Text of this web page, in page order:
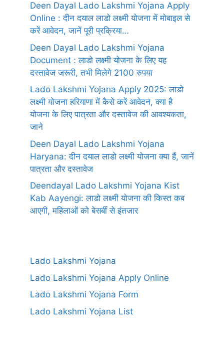
Deen Dayal Lado Lakshmi Yojana Apply
Online : दीन दयाल लाडो लक्ष्मी योजना में मोबाइल से
करें आवेदन, जानें पूरी प्रक्रिया…
Deen Dayal Lado Lakshmi Yojana
Document : लाडो लक्ष्मी योजना के लिए यह
दस्तावेज जरूरी, तभी मिलेगे 2100 रुपया
Lado Lakshmi Yojana Apply 2025: लाडो
लक्ष्मी योजना हरियाणा में कैसे करें आवेदन, क्या है
योजना के लिए पात्रता और दस्तावेज की आवश्यकता,
जाने
Deen Dayal Lado Lakshmi Yojana
Haryana: दीन दयाल लाडो लक्ष्मी योजना क्या हैं, जानें
पात्रता और दस्तावेज
Deendayal Lado Lakshmi Yojana Kist
Kab Aayengi: लाडो लक्ष्मी योजना की किस्त कब
आएगी, महिलाओं को बेसर्बी से इंतजार
Lado Lakshmi Yojana
Lado Lakshmi Yojana Apply Online
Lado Lakshmi Yojana Form
Lado Lakshmi Yojana List